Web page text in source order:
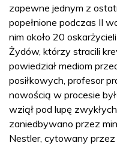
zapewne jednym z
popełnione podczas II
nim około 20
Żydów, którzy stracili
powiedział mediom
posiłkowych, profesor
nowością w procesie
wziął pod lupę
zaniedbywano przez
Nestler, cytowany